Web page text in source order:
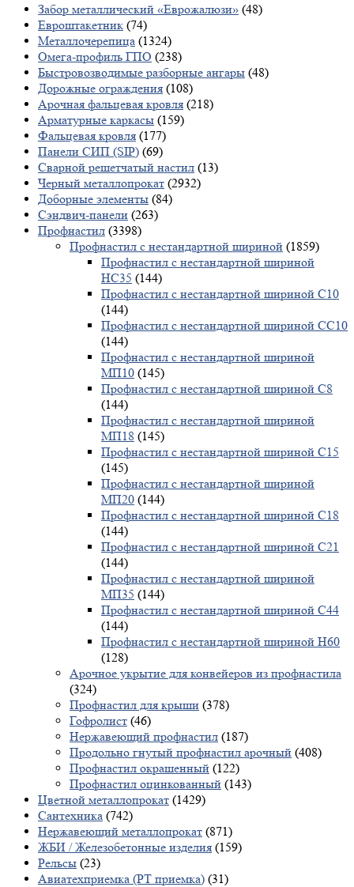
Забор металлический «Еврожалюзи» (48)
Евроштакетник (74)
Металлочерепица (1324)
Омега-профиль ГПО (238)
Быстровозводимые разборные ангары (48)
Дорожные ограждения (108)
Арочная фальцевая кровля (218)
Арматурные каркасы (159)
Фальцевая кровля (177)
Панели СИП (SIP) (69)
Сварной решетчатый настил (13)
Черный металлопрокат (2932)
Доборные элементы (84)
Сэндвич-панели (263)
Профнастил (3398)
Профнастил с нестандартной шириной (1859)
Профнастил с нестандартной шириной
НС35 (144)
Профнастил с нестандартной шириной С10
(144)
Профнастил с нестандартной шириной СС10
(144)
Профнастил с нестандартной шириной
МП10 (145)
Профнастил с нестандартной шириной С8
(144)
Профнастил с нестандартной шириной
МП18 (145)
Профнастил с нестандартной шириной С15
(145)
Профнастил с нестандартной шириной
МП20 (144)
Профнастил с нестандартной шириной С18
(144)
Профнастил с нестандартной шириной С21
(144)
Профнастил с нестандартной шириной
МП35 (144)
Профнастил с нестандартной шириной С44
(144)
Профнастил с нестандартной шириной Н60
(128)
Арочное укрытие для конвейеров из профнастила
(324)
Профнастил для крыши (378)
Гофролист (46)
Нержавеющий профнастил (187)
Продольно гнутый профнастил арочный (408)
Профнастил окрашенный (122)
Профнастил оцинкованный (143)
Цветной металлопрокат (1429)
Сантехника (742)
Нержавеющий металлопрокат (871)
ЖБИ / Железобетонные изделия (159)
Рельсы (23)
Авиатехприемка (РТ приемка) (31)